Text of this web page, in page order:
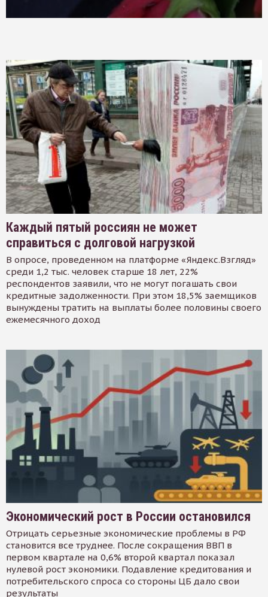
Каждый пятый россиян не может
справиться с долговой нагрузкой
В опросе, проведенном на платформе «Яндекс.Взгляд»
среди 1,2 тыс. человек старше 18 лет, 22%
респондентов заявили, что не могут погашать свои
кредитные задолженности. При этом 18,5% заемщиков
вынуждены тратить на выплаты более половины своего
ежемесячного доход
Экономический рост в России остановился
Отрицать серьезные экономические проблемы в РФ
становится все труднее. После сокращения ВВП в
первом квартале на 0,6% второй квартал показал
нулевой рост экономики. Подавление кредитования и
потребительского спроса со стороны ЦБ дало свои
результаты